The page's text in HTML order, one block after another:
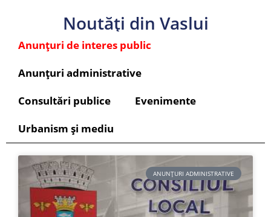
Noutăți din Vaslui
Anunțuri de interes public
Anunțuri administrative
Consultări publice
Evenimente
Urbanism și mediu
ANUNȚURI ADMINISTRATIVE